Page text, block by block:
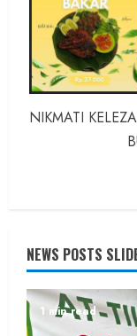
NIKMATI
NEWS POSTS
1 min read